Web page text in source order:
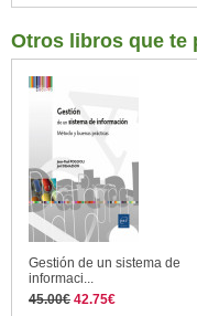
Otros libros que te
Gestión de un sistema de
informaci...
45.00€ 42.75€